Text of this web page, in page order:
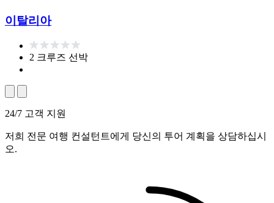
이탈리아
2 크루즈 선박
24/7 고객 지원
저희 전문 여행 컨설턴트에게 당신의 투어 계획을 상담하십시
오.